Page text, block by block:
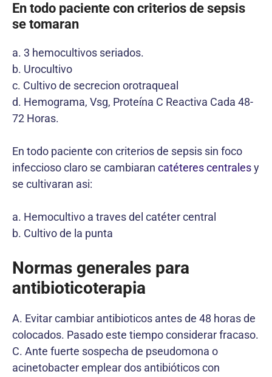
En todo paciente con criterios de sepsis
se tomaran
a. 3 hemocultivos seriados.
b. Urocultivo
c. Cultivo de secrecion orotraqueal
d. Hemograma, Vsg, Proteína C Reactiva Cada 48-
72 Horas.
En todo paciente con criterios de sepsis sin foco
infeccioso claro se cambiaran catéteres centralesy
se cultivaran asi:
a. Hemocultivo a traves del catéter central
b. Cultivo de la punta
Normas generales para
antibioticoterapia
A. Evitar cambiar antibioticos antes de 48 horas de
colocados. Pasado este tiempo considerar fracaso.
C. Ante fuerte sospecha de pseudomona o
acinetobacter emplear dos antibióticos con